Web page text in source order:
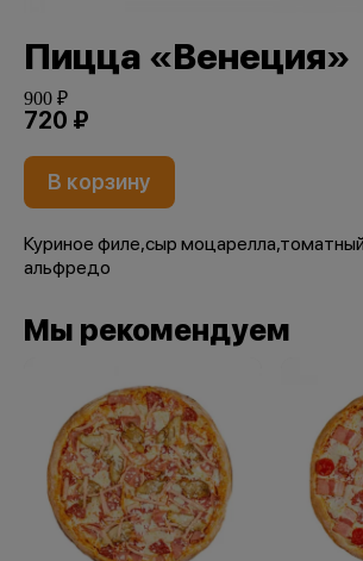
Пицца «Венеция»
900 ₽
720 ₽
В корзину
Куриное филе,сыр
альфредо
Мы рекомендуем